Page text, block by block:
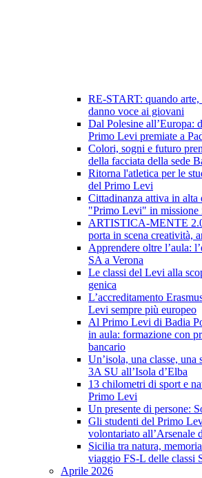
RE-START: quando arte,
danno voce ai giovani
Dal Polesine all’Europa:
Primo Levi premiate a
Colori, sogni e futuro
della facciata della sede
Ritorna l'atletica per le
del Primo Levi
Cittadinanza attiva in
"Primo Levi" in missione
ARTISTICA-MENTE
porta in scena creatività,
Apprendere oltre l’aula:
SA a Verona
Le classi del Levi alla
genica
L’accreditamento
Levi sempre più europeo
Al Primo Levi di Badia
in aula: formazione con
bancario
Un’isola, una classe, una
3A SU all’Isola d’Elba
13 chilometri di sport e
Primo Levi
Un presente di persone:
Gli studenti del Primo
volontariato all’Arsenale
Sicilia tra natura,
viaggio FS-L delle classi
Aprile 2026